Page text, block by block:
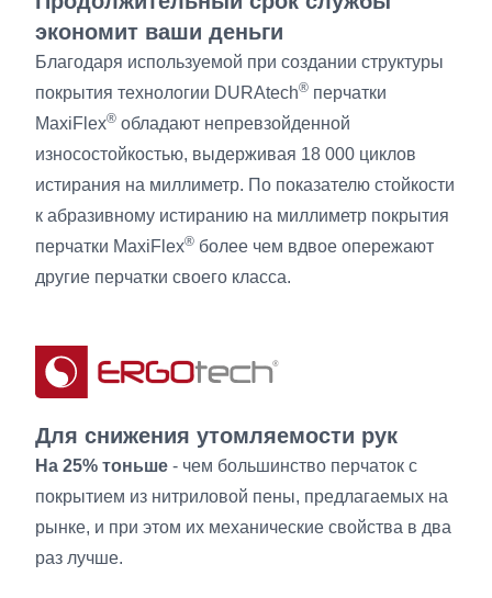
экономит ваши деньги
Благодаря используемой при создании структуры
покрытия технологии DURAtech® перчатки
MaxiFlex® обладают непревзойденной
износостойкостью, выдерживая 18 000 циклов
истирания на миллиметр. По показателю стойкости
к абразивному истиранию на миллиметр покрытия
перчатки MaxiFlex® более чем вдвое опережают
другие перчатки своего класса.
Для снижения утомляемости рук
На 25% тоньше - чем большинство перчаток с
покрытием из нитриловой пены, предлагаемых на
рынке, и при этом их механические свойства в два
раз лучше.